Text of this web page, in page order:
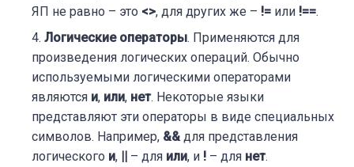
ЯП не равно – это <>, для других же – != или !==.
Логические операторы. Применяются для
произведения логических операций. Обычно
используемыми логическими операторами
являются и, или, нет. Некоторые языки
представляют эти операторы в виде специальных
символов. Например, && для представления
логического и, || – для или, и ! – для нет.